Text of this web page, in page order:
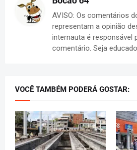
AVISO: Os comentários
representam a opinião
internauta é responsável
comentário. Seja
VOCÊ TAMBÉM PODERÁ GOSTAR: